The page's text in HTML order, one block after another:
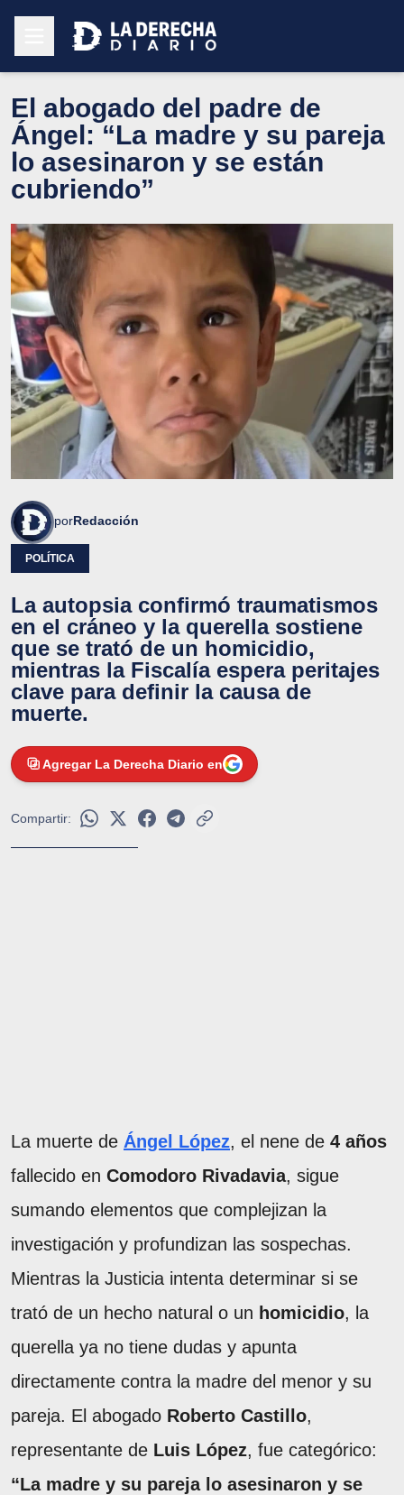
El abogado del padre de
Ángel: “La madre y su pareja
lo asesinaron y se están
cubriendo”
porRedacción
POLÍTICA
La autopsia confirmó traumatismos
en el cráneo y la querella sostiene
que se trató de un homicidio,
mientras la Fiscalía espera peritajes
clave para definir la causa de
muerte.
Agregar La Derecha Diario en
Compartir:
La muerte de Ángel López, el nene de 4 años
fallecido en Comodoro Rivadavia, sigue
sumando elementos que complejizan la
investigación y profundizan las sospechas.
Mientras la Justicia intenta determinar si se
trató de un hecho natural o un homicidio, la
querella ya no tiene dudas y apunta
directamente contra la madre del menor y su
pareja. El abogado Roberto Castillo,
representante de Luis López, fue categórico:
“La madre y su pareja lo asesinaron y se